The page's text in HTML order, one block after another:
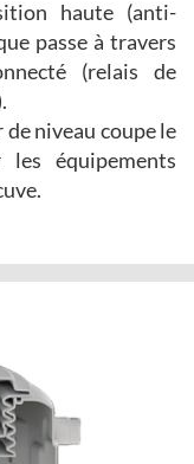
haute (anti-
passe à travers
(relais de
niveau coupe le
équipements